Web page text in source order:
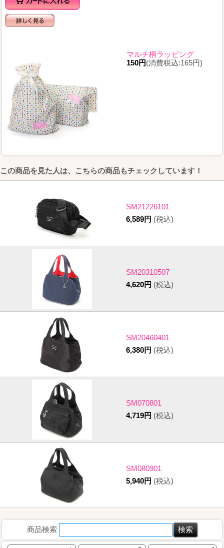
マルチ柄ラッピング
150円(消費税込:165円)
この商品を見た人は、こちらの商品もチェックしています！
SM21226101
6,589円 (税込)
SM20310507
4,620円 (税込)
SM20460401
6,380円 (税込)
SM070801
4,719円 (税込)
SM080901
5,940円 (税込)
商品検索